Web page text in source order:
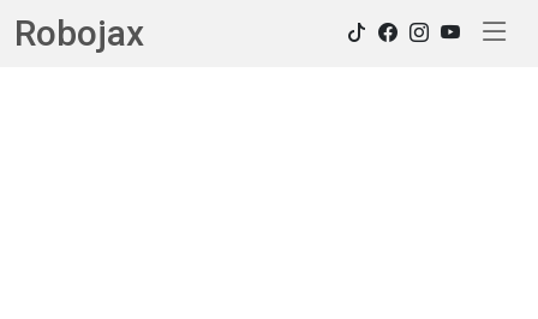
Robojax